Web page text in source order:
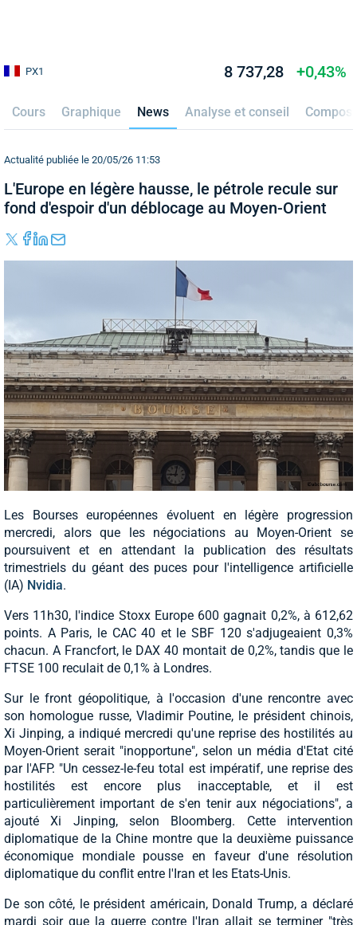
PX1 8 737,28 +0,43%
Cours Graphique News Analyse et conseil
Actualité publiée le 20/05/26 11:53
L'Europe en légère hausse, le pétrole recule sur
fond d'espoir d'un déblocage au Moyen-Orient
Les Bourses européennes évoluent en légère progression
mercredi, alors que les négociations au Moyen-Orient se
poursuivent et en attendant la publication des résultats
trimestriels du géant des puces pour l'intelligence artificielle
(IA) Nvidia.
Vers 11h30, l'indice Stoxx Europe 600 gagnait 0,2%, à 612,62
points. A Paris, le CAC 40 et le SBF 120 s'adjugeaient 0,3%
chacun. A Francfort, le DAX 40 montait de 0,2%, tandis que le
FTSE 100 reculait de 0,1% à Londres.
Sur le front géopolitique, à l'occasion d'une rencontre avec
son homologue russe, Vladimir Poutine, le président chinois,
Xi Jinping, a indiqué mercredi qu'une reprise des hostilités au
Moyen-Orient serait "inopportune", selon un média d'Etat cité
par l'AFP. "Un cessez-le-feu total est impératif, une reprise des
hostilités est encore plus inacceptable, et il est
particulièrement important de s'en tenir aux négociations", a
ajouté Xi Jinping, selon Bloomberg. Cette intervention
diplomatique de la Chine montre que la deuxième puissance
économique mondiale pousse en faveur d'une résolution
diplomatique du conflit entre l'Iran et les Etats-Unis.
De son côté, le président américain, Donald Trump, a déclaré
mardi soir que la guerre contre l'Iran allait se terminer "très